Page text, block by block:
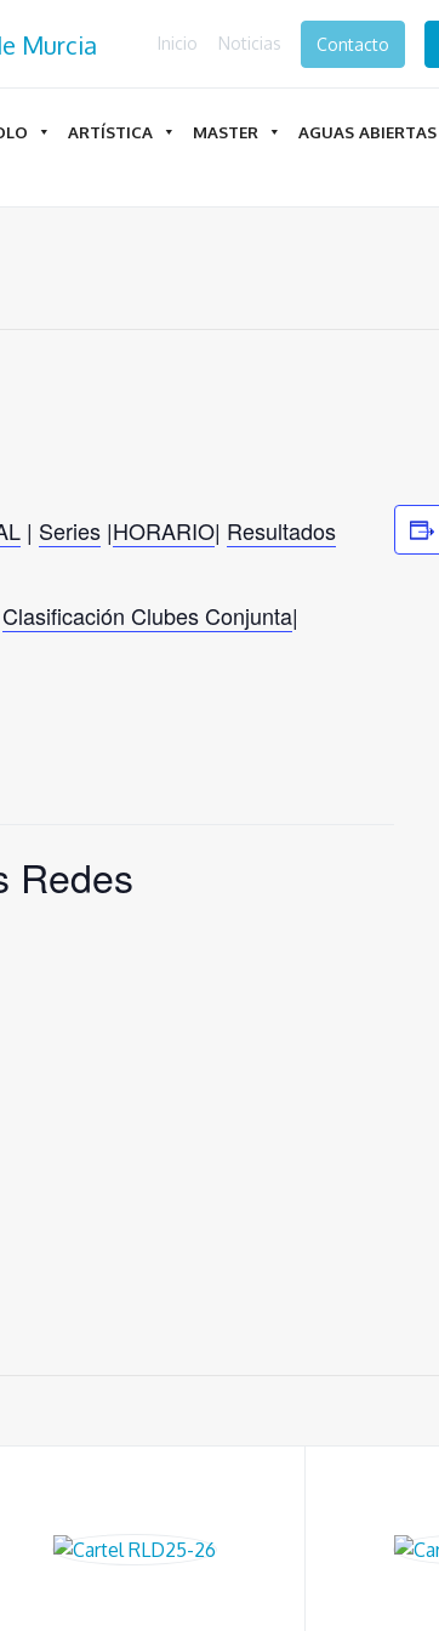
Inicio Noticias Contacto
ARTÍSTICA MASTER AGUAS ABIERTAS
| Series |HORARIO| Resultados
Clasificación Clubes Conjunta|
Redes